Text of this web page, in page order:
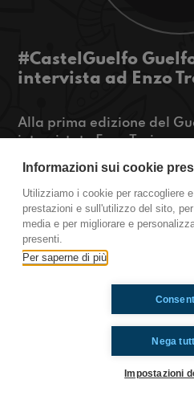
#CastelGuelfo
intervista ad Enzo
Alla prima edizione del
intervistato Enzo Troiano,
parlato delle scuole di
sapere cosa ci ha
https://
CastelGuelfo
Ti è piaciuto? Condividilo!
Informazioni sui cookie
Utilizziamo i cookie per raccogliere
prestazioni e sull'utilizzo del sito,
media e per migliorare e
presenti.
Per saperne di più
Nega
Impostazioni